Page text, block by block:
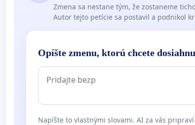
Zmena sa nestane tým, že zostaneme
Autor tejto petície sa postavil a podnikol
Opíšte zmenu, ktorú chcete
Napíšte to vlastnými slovami. AI za vás